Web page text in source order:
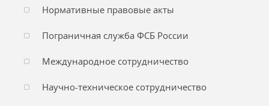
Нормативные правовые акты
Пограничная служба ФСБ России
Международное сотрудничество
Научно-техническое сотрудничество